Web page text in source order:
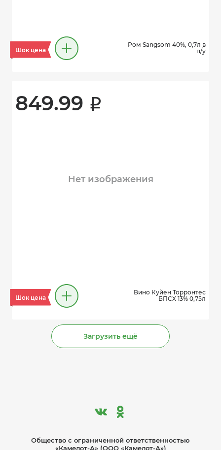
Шок цена
Ром Sangsom 40%, 0,7л в
п/у
849.99 i
Нет изображения
Шок цена
Вино Куйен Торронтес
БПСХ 13% 0,75л
Загрузить ещё
Общество с ограниче­нной ответственностью
«Камелот-А» (ООО «Камелот-А»)